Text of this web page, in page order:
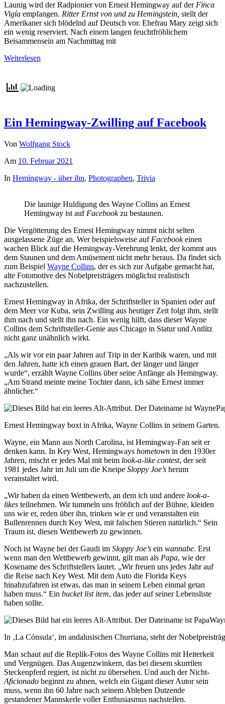
Launig wird der Radpionier von Ernest Hemingway auf der Finca
Vigía empfangen. Ritter Ernst von und zu Hemingstein, stellt der
Amerikaner sich blödelnd auf Deutsch vor. Ehefrau Mary zeigt sich
ein wenig reserviert. Nach einem langen feuchtfröhlichem
Beisammensein am Nachmittag mit
Weiterlesen
Ein Hemingway-Zwilling auf Facebook
Von Wolfgang Stock
Am 10. Februar 2021
In Hemingway - über ihn, Photographen, Trivia
Die launige Huldigung des Wayne Collins an Ernest
Hemingway ist auf Facebookzu bestaunen.
Die Vergötterung des Ernest Hemingway nimmt nicht selten
ausgelassene Züge an. Wer beispielsweise auf Facebookeinen
wachen Blick auf die Hemingway-Verehrung lenkt, der kommt aus
dem Staunen und dem Amüsement nicht mehr heraus. Da findet sich
zum Beispiel Wayne Collins, der es sich zur Aufgabe gemacht hat,
alte Fotomotive des Nobelpreisträgers möglichst realistisch
nachzustellen.
Ernest Hemingway in Afrika, der Schriftsteller in Spanien oder auf
dem Meer vor Kuba, sein Zwilling aus heutiger Zeit folgt ihm, stellt
ihm nach und stellt ihn nach. Ein wenig hilft, dass dieser Wayne
Collins dem Schriftsteller-Genie aus Chicago in Statur und Antlitz
nicht ganz unähnlich wirkt.
„Als wir vor ein paar Jahren auf Trip in der Karibik waren, und mit
den Jahren, hatte ich einen grauen Bart, der länger und länger
wurde“, erzählt Wayne Collins über seine Anfänge als Hemingway.
„Am Strand meinte meine Tochter dann, ich sähe Ernest immer
ähnlicher.“
Ernest Hemingway boxt in Afrika, Wayne Collins in seinem Garten.
Wayne, ein Mann aus North Carolina, ist Hemingway-Fan seit er
denken kann. In Key West, Hemingways hometown in den 1930er
Jahren, mischt er jedes Mal mit beim look-a-like contest, der seit
1981 jedes Jahr im Juli um die Kneipe Sloppy Joe’s herum
veranstaltet wird.
„Wir haben da einen Wettbewerb, an dem ich und andere look-a-
likes teilnehmen. Wir tummeln uns fröhlich auf der Bühne, kleiden
uns wie er, reden über ihn, trinken wie er und veranstalten ein
Bullenrennen durch Key West, mit falschen Stieren natürlich.“ Sein
Traum ist, diesen Wettbewerb zu gewinnen.
Noch ist Wayne bei der Gaudi im Sloppy Joe’s ein wannabe. Erst
wenn man den Wettbewerb gewinnt, gilt man als Papa, wie der
Kosename des Schriftstellers lautet. „Wir freuen uns jedes Jahr auf
die Reise nach Key West. Mit dem Auto die Florida Keys
hinabzufahren ist etwas, das man in seinem Leben einmal getan
haben muss.“ Ein bucket list item, das jeder auf seiner Lebensliste
haben sollte.
In ‚La Cónsula‘, im andalusischen Churriana, steht der
Man schaut auf die Replik-Fotos des Wayne Collins mit Heiterkeit
und Vergnügen. Das Augenzwinkern, das bei diesem skurrilen
Steckenpferd regiert, ist nicht zu übersehen. Und auch der Nicht-
Aficionado beginnt zu ahnen, welch ein Gigant dieser Autor sein
muss, wenn ihn 60 Jahre nach seinem Ableben Dutzende
gestandener Mannskerle voller Enthusiasmus nachstellen.